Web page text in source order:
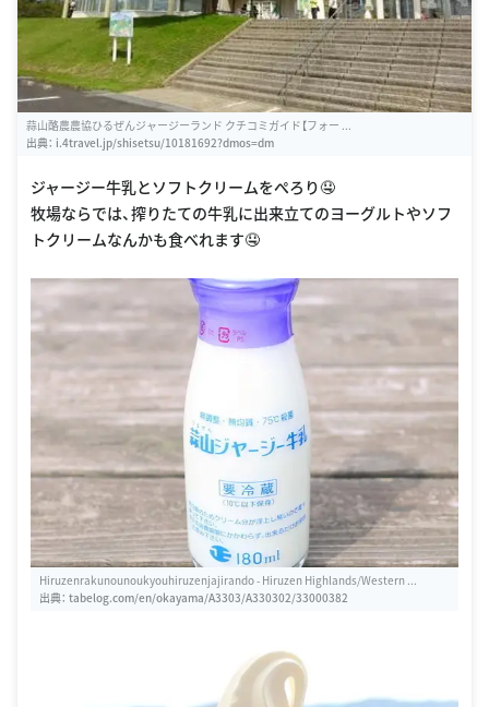
蒜山酪農農協ひるぜんジャージーランド クチコミガイド【フォー ...
出典： i.4travel.jp/shisetsu/10181692?dmos=dm
ジャージー牛乳とソフトクリームをぺろり🤤
牧場ならでは、搾りたての牛乳に出来立てのヨーグルトやソフ
トクリームなんかも食べれます🤤
Hiruzenrakunounoukyouhiruzenjajirando - Hiruzen Highlands/Western ...
出典： tabelog.com/en/okayama/A3303/A330302/33000382